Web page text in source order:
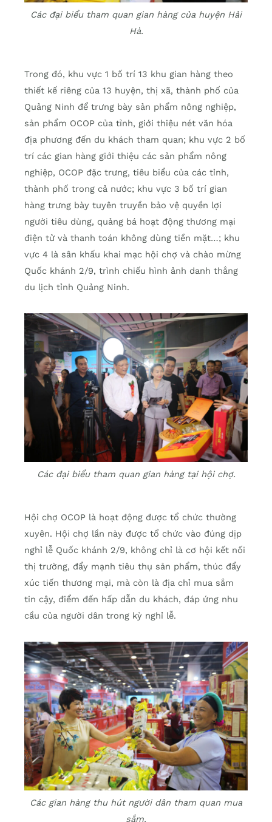
Các đại biểu tham quan gian hàng của huyện Hải
Hà.
Trong đó, khu vực 1 bố trí 13 khu gian hàng theo
thiết kế riêng của 13 huyện, thị xã, thành phố của
Quảng Ninh để trưng bày sản phẩm nông nghiệp,
sản phẩm OCOP của tỉnh, giới thiệu nét văn hóa
địa phương đến du khách tham quan; khu vực 2 bố
trí các gian hàng giới thiệu các sản phẩm nông
nghiệp, OCOP đặc trưng, tiêu biểu của các tỉnh,
thành phố trong cả nước; khu vực 3 bố trí gian
hàng trưng bày tuyên truyền bảo vệ quyền lợi
người tiêu dùng, quảng bá hoạt động thương mại
điện tử và thanh toán không dùng tiền mặt…; khu
vực 4 là sân khấu khai mạc hội chợ và chào mừng
Quốc khánh 2/9, trình chiếu hình ảnh danh thắng
du lịch tỉnh Quảng Ninh.
Các đại biểu tham quan gian hàng tại hội chợ.
Hội chợ OCOP là hoạt động được tổ chức thường
xuyên. Hội chợ lần này được tổ chức vào đúng dịp
nghỉ lễ Quốc khánh 2/9, không chỉ là cơ hội kết nối
thị trường, đẩy mạnh tiêu thụ sản phẩm, thúc đẩy
xúc tiến thương mại, mà còn là địa chỉ mua sắm
tin cậy, điểm đến hấp dẫn du khách, đáp ứng nhu
cầu của người dân trong kỳ nghỉ lễ.
Các gian hàng thu hút người dân tham quan mua
sắm.